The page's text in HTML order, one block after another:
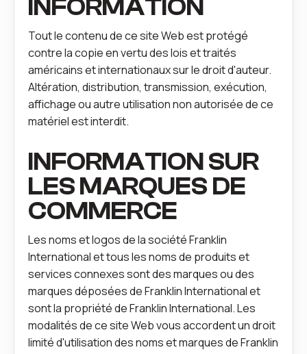
INFORMATION
Tout le contenu de ce site Web est protégé
contre la copie en vertu des lois et traités
américains et internationaux sur le droit d'auteur.
Altération, distribution, transmission, exécution,
affichage ou autre utilisation non autorisée de ce
matériel est interdit.
INFORMATION SUR
LES MARQUES DE
COMMERCE
Les noms et logos de la société Franklin
International et tous les noms de produits et
services connexes sont des marques ou des
marques déposées de Franklin International et
sont la propriété de Franklin International. Les
modalités de ce site Web vous accordent un droit
limité d'utilisation des noms et marques de Franklin